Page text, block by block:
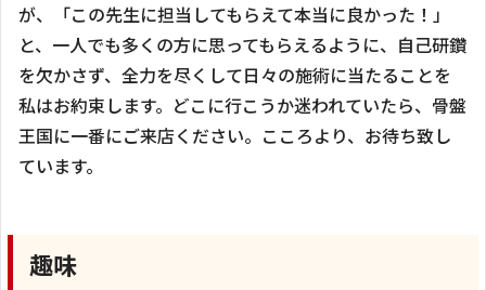
が、「この先生に担当してもらえて本当に良かった！」
と、一人でも多くの方に思ってもらえるように、自己研鑽
を欠かさず、全力を尽くして日々の施術に当たることを
私はお約束します。どこに行こうか迷われていたら、骨盤
王国に一番にご来店ください。こころより、お待ち致し
ています。
趣味